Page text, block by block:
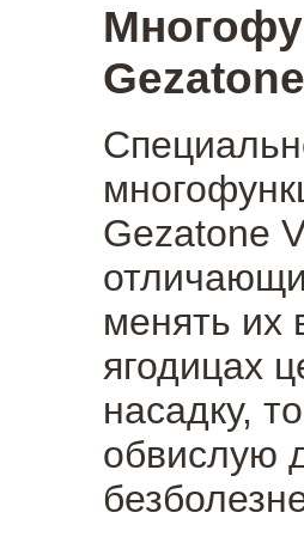
Gezatone
менять их
ягодицах
насадку,
обвислую